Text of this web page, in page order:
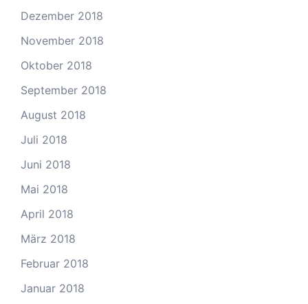
Dezember 2018
November 2018
Oktober 2018
September 2018
August 2018
Juli 2018
Juni 2018
Mai 2018
April 2018
März 2018
Februar 2018
Januar 2018